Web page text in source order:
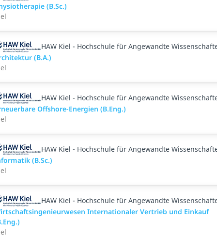
(B.Sc.)
HAW Kiel - Hochschule für Angewandte
(B.A.)
HAW Kiel - Hochschule für Angewandte
Offshore-Energien (B.Eng.)
HAW Kiel - Hochschule für Angewandte
(B.Sc.)
HAW Kiel - Hochschule für Angewandte
Internationaler Vertrieb und Einkauf